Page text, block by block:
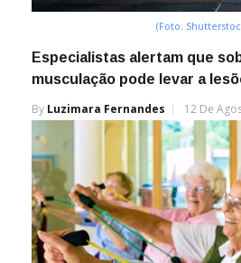
(Foto:
Especialistas alertam que
musculação pode levar a
By Luzimara Fernandes 12 De